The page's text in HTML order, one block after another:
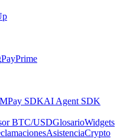
PayPrime
Pay SDKAI Agent SDK
BTC/USDGlosarioWidgets
AsistenciaCrypto